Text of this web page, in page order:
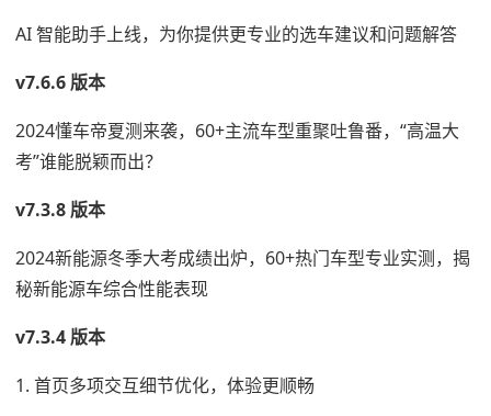
AI 智能助手上线，为你提供更专业的选车建议和问题解答
v7.6.6 版本
2024懂车帝夏测来袭，60+主流车型重聚吐鲁番，“高温大
考”谁能脱颖而出？
v7.3.8 版本
2024新能源冬季大考成绩出炉，60+热门车型专业实测，揭
秘新能源车综合性能表现
v7.3.4 版本
1. 首页多项交互细节优化，体验更顺畅